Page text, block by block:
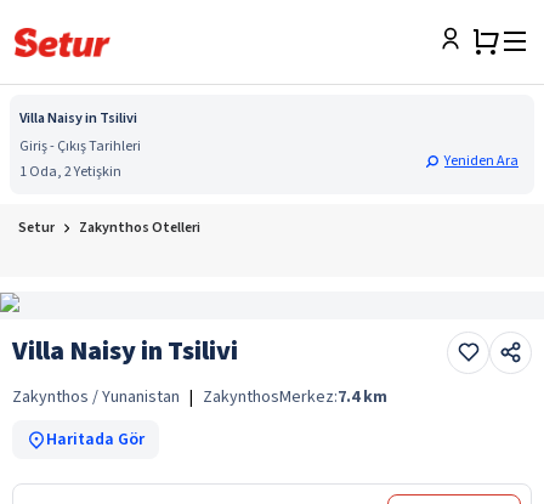
Villa Naisy in Tsilivi
Giriş - Çıkış Tarihleri
1 Oda, 2 Yetişkin
Yeniden Ara
Setur Zakynthos Otelleri
Villa Naisy in Tsilivi
Zakynthos / Yunanistan | ZakynthosMerkez:7.4 km
Haritada Gör